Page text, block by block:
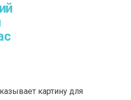
картину для